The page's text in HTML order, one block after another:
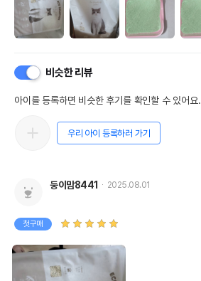
비슷한 리뷰
아이를 등록하면 비슷한 후기를 확인할 수 있어요.
우리 아이 등록하러 가기
둥이맘8441 2025.08.01
첫구매